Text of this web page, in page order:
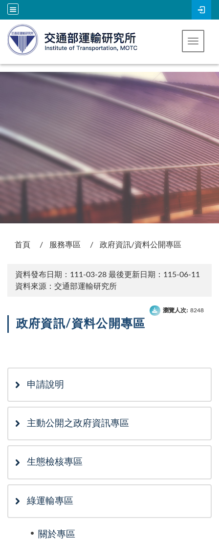
跳到主要內容
Toggle
首頁 服務專區 政府資訊/資料公開專區
資料發布日期：111-03-28 最後更新日期：115-06-11
資料來源：交通部運輸研究所
瀏覽人次: 8248
政府資訊/資料公開專區
申請說明
主動公開之政府資訊專區
生態檢核專區
綠運輸專區
關於專區